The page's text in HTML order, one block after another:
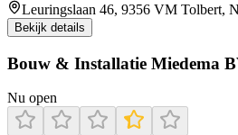
Leuringslaan 46, 9356 VM Tolbert,
Bekijk details
Bouw & Installatie Miedema
Nu open